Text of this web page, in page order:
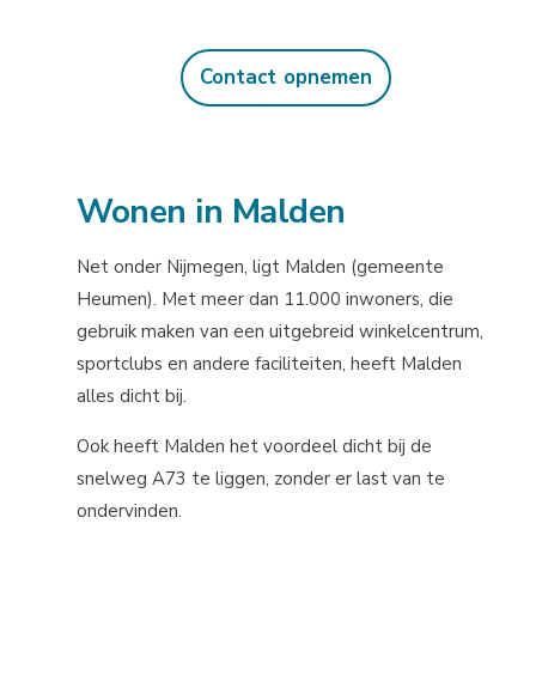
Contact opnemen
Wonen in Malden
Net onder Nijmegen, ligt Malden (gemeente
Heumen). Met meer dan 11.000 inwoners, die
gebruik maken van een uitgebreid winkelcentrum,
sportclubs en andere faciliteiten, heeft Malden
alles dicht bij.
Ook heeft Malden het voordeel dicht bij de
snelweg A73 te liggen, zonder er last van te
ondervinden.